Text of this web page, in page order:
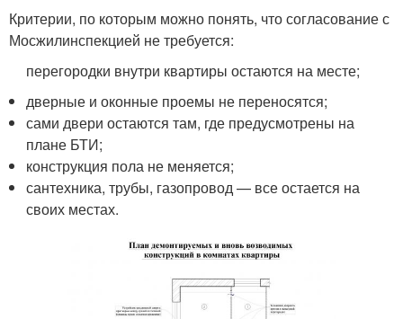
Критерии, по которым можно понять, что согласование с
Мосжилинспекцией не требуется:
перегородки внутри квартиры остаются на месте;
дверные и оконные проемы не переносятся;
сами двери остаются там, где предусмотрены на
плане БТИ;
конструкция пола не меняется;
сантехника, трубы, газопровод — все остается на
своих местах.